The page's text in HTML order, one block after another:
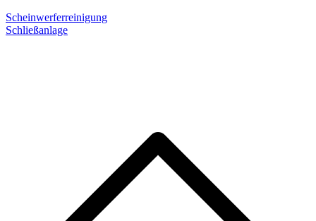
Scheinwerferreinigung
Schließanlage